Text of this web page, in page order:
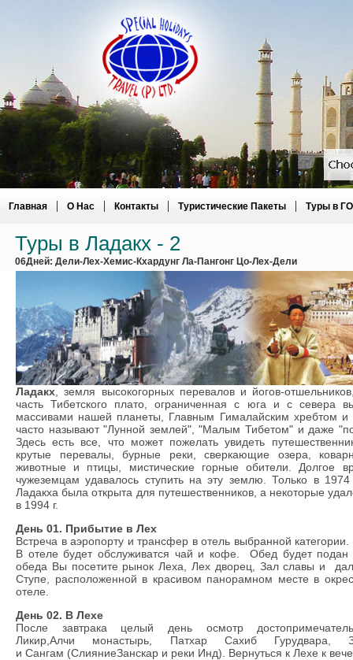
Главная | О Нас | Контакты | Туристические Пакеты | Туры в
Туры в Ладакх - 2
06Дней: Дели-Лех-Хемис-Кхардунг Ла-Пангонг Цо-Лех-Дели
Ладакх , земля высокогорных перевалов и йогов-
часть Тибетского плато, ограниченная с юга и с севера
массивами нашей планеты, Главным Гималайским хребтом и
часто называют "Лунной землей", "Малым Тибетом" и даже
Здесь есть все, что может пожелать увидеть
крутые перевалы, бурные реки, сверкающие озера,
животные и птицы, мистические горные обители. Долгое
чужеземцам удавалось ступить на эту землю. Только в 1974
Ладакха была открыта для путешественников, а некоторые
в 1994 г.
День 01. Прибытие в Лех
Встреча в аэропорту и трансфер в отель выбранной
В отеле будет обслуживатся чай и кофе.Обед будет подан
обеда Вы посетите рынок Леха Лех дворец, Зал славы и
Ступе, расположенной в красивом панорамном месте в
отеле
День 02. В Лехе
После завтрака целый день осмотр
Ликир Алчи монастырь, ПатхарСахиб Гурудвара
и Сангам (СлияниеЗанскар и реки Инд). Вернуться к Лехе к